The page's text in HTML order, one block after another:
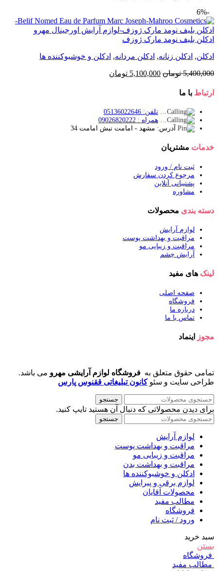
بود.
-6%
ادکلن بلیف نومد مارک ژوزف
ادکلن, ادکلن زنانه, ادکلن مردانه, ادکلن و خوشبوکننده ها
5,400,000 تومان قیمت
5,100,000 تومان
ارتباط با ما
تلفن: 05136022646
همراه : 09026820222
آدرس: مشهد - امامت نبش امامت 34
خدمات مشتریان
ثبت نام / ورود
مرجوع کردن سفارش
پشتیبانی آنلاین
مشاوره
دسته بندی محصولات
لوازم آرایش
مراقبت و بهداشت پوست
مراقبت و زیبایی مو
آرایش چشم
لینک های مفید
صفحه اصلی
فروشگاه
درباره ما
تماس با ما
مجوز اینماد
تمامی حقوق متعلق به فروشگاه لوازم آرایشی مهرو می باشد.
طراحی سایت و سئوکانون تبلیغاتی ققنوس پارس
جستجو
برای دیدن محصولاتی که دنبال آن هستید تایپ کنید.
جستجو
لوازم آرایش
مراقبت و بهداشت پوست
مراقبت و زیبایی مو
مراقبت و بهداشت بدن
ادکلن و خوشبوکننده ها
لوازم برقی و پیرایش
محصولات آقایان
مطالب مفید
فروشگاه
ورود / ثبت نام
سبد خرید
بستن
فروشگاه
مطالب مفید